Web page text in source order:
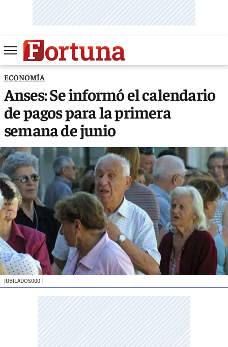
ECONOMÍA
Anses: Se informó el calendario
de pagos para la primera
semana de junio
JUBILADOS000